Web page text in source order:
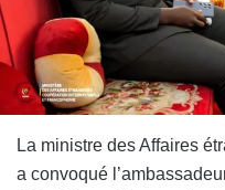
La ministre des Affaires
a convoqué